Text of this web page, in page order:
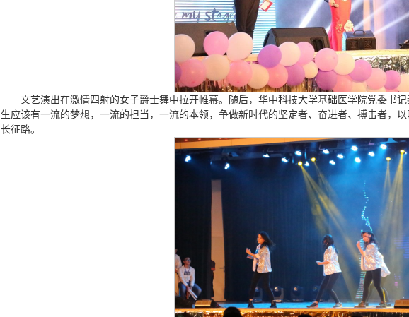
文艺演出在激情四射的女子爵士舞中拉开帷幕。随后，华中科技大学基础医学院党委书
生应该有一流的梦想，一流的担当，一流的本领，争做新时代的坚定者、奋进者、搏击者，
长征路。